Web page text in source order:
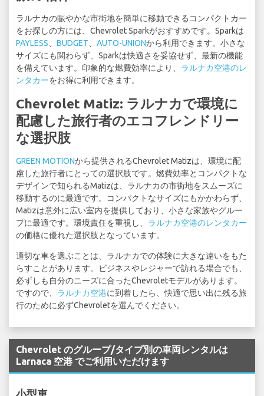
ラルナカの賑やかな市街地を簡単に移動できるコンパクトカー
をお探しの方には、Chevrolet Sparkがおすすめです。Sparkは
PAYLESS
BUDGET AUTO-UNIONから利用できます。小さな
サイズにも関わらず、Sparkは快適さを妥協せず、最新の機能
を備えています。印象的な燃費効率により、 ラルナカ空港のレ
ンタカーをお得に利用できます。
Chevrolet Matiz: ラルナカで環境に
配慮した旅行者のエコフレンドリー
な選択肢
GREEN MOTIONから提供されるChevrolet Matizは、環境に配
慮した旅行者にとっての選択肢です。燃費効率とコンパクトな
デザインで知られるMatizは、ラルナカの市街地をスムーズに
移動するのに最適です。コンパクトなサイズにもかかわらず、
Matizは意外に広い室内を提供しており、小さな家族やグルー
プに最適です。環境責任を重視し、 ラルナカ空港のレンタカー
の価格に優れた選択肢となっています。
適切な車を選ぶことは、ラルナカでの体験に大きな違いをもた
らすことがあります。ビジネスやレジャーで訪れる場合でも、
必ずしも自分のニーズに合ったChevroletモデルがあります。
ですので、 ラルナカ空港に到着したら、快適で思い出に残る旅
行のために必ずChevroletを選んでください。
Chevrolet のグループ/タイプ別の車両レンタルは
Larnaca 空港 でご利用いただけます
小型車